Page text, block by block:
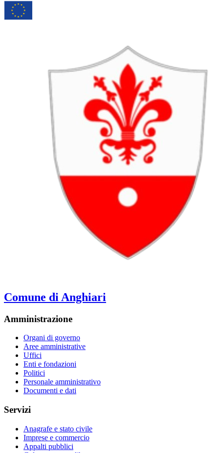
Comune di Anghiari
Amministrazione
Organi di governo
Aree amministrative
Uffici
Enti e fondazioni
Politici
Personale amministrativo
Documenti e dati
Servizi
Anagrafe e stato civile
Imprese e commercio
Appalti pubblici